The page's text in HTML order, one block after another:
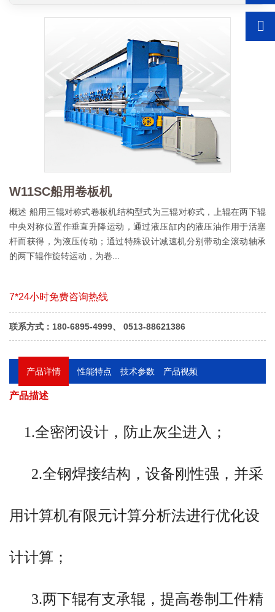
W11SC船用卷板机
概述 船用三辊对称式卷板机结构型式为三辊对称式，上辊在两下辊
中央对称位置作垂直升降运动，通过液压缸内的液压油作用于活塞
杆而获得，为液压传动；通过特殊设计减速机分别带动全滚动轴承
的两下辊作旋转运动，为卷...
7*24小时免费咨询热线
联系方式：180-6895-4999、 0513-88621386
产品详情 性能特点 技术参数 产品视频
概述
船用三辊对称式卷板机结构型式为
三辊对称式，上辊在两下辊中央对称位
置作垂直升降运动，通过液压缸内的液
压油作用于活塞杆而获得，为液压传
动；通过特殊设计减速机分别带动全滚
产品描述
1.全密闭设计，防止灰尘进入；
2.全钢焊接结构，设备刚性强，并采
用计算机有限元计算分析法进行优化设
计计算；
3.两下辊有支承辊，提高卷制工件精